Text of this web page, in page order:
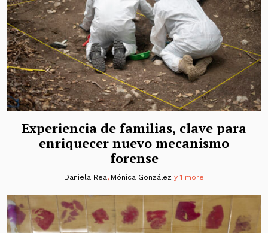
Experiencia de familias, clave para
enriquecer nuevo mecanismo
forense
Daniela Rea, Mónica González y 1 more